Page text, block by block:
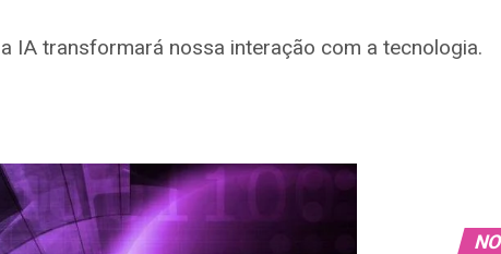
IA transformará nossa interação com a tecnologia.